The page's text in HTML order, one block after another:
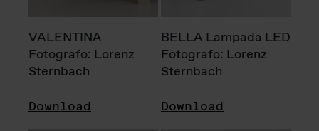
VALENTINA
Fotografo: Lorenz
Sternbach
Download
BELLA Lampada LED
Fotografo: Lorenz
Sternbach
Download